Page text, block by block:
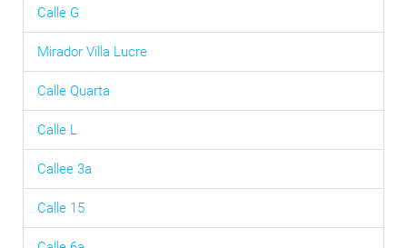
Calle G
Mirador Villa Lucre
Calle Quarta
Calle L
Callee 3a
Calle 15